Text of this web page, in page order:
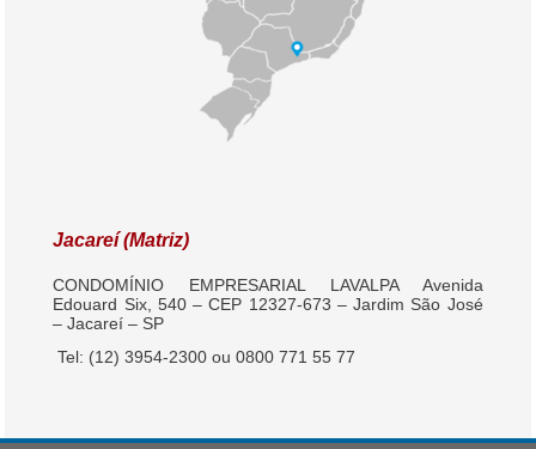
Jacareí (Matriz)
CONDOMÍNIO EMPRESARIAL LAVALPA Avenida
Edouard Six, 540 – CEP 12327-673 – Jardim São José
– Jacareí – SP
Tel: (12) 3954-2300 ou 0800 771 55 77